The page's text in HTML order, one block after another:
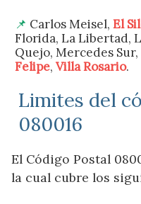
Carlos Meisel, El
Florida, La Libertad,
Quejo, Mercedes
Felipe, Villa Rosario.
Limites del
080016
El Código Postal
la cual cubre los